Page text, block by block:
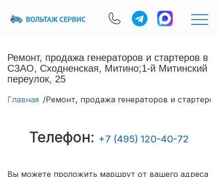
Ремонт, продажа генераторов и стартеров в
СЗАО, Сходненская, Митино;1-й Митинский
переулок, 25
Главная Ремонт, продажа генераторов и
Телефон: +7 (495) 120-40-72
Вы можете проложить маршрут от вашего адреса